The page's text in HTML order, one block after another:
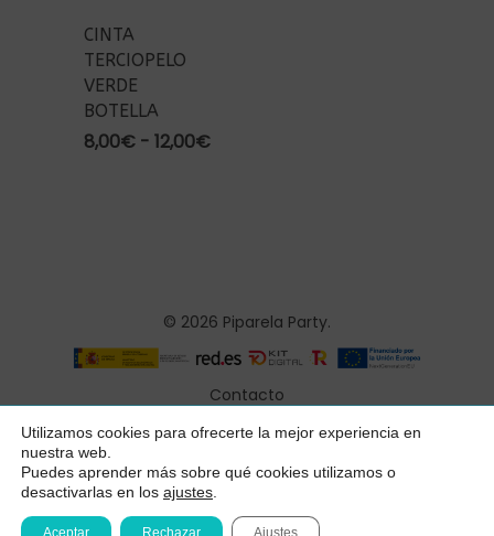
Subtotal: 0,00
Ver Carrito
CINTA
TERCIOPELO
VERDE
BOTELLA
8,00€ - 12,00€Rango
© 2026 Piparela Party.
Contacto
Aviso legal
Política de privacidad
Condiciones generales
Utilizamos cookies para ofrecerte la mejor experiencia en
nuestra web.
Puedes aprender más sobre qué cookies utilizamos o
desactivarlas en los ajustes
Aceptar Rechazar Ajustes